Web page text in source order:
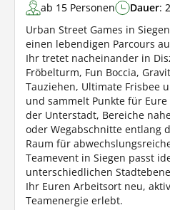
ab 15 Personen Dauer:
Urban Street Games in
einen lebendigen Parcours
Ihr tretet nacheinander in
Fröbelturm, Fun Boccia,
Tauziehen, Ultimate Frisbee
und sammelt Punkte für
der Unterstadt, Bereiche
oder Wegabschnitte entlang
Raum für
Teamevent in Siegen passt
unterschiedlichen
Ihr Euren Arbeitsort neu,
Teamenergie erlebt.